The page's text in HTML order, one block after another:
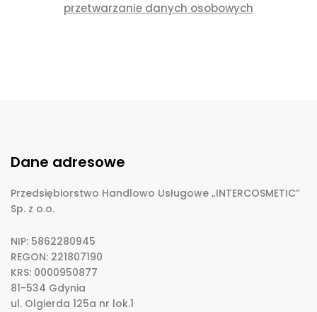
przetwarzanie danych osobowych
Dane adresowe
Przedsiębiorstwo Handlowo Usługowe „INTERCOSMETIC”
Sp. z o.o.
NIP: 5862280945
REGON: 221807190
KRS: 0000950877
81-534 Gdynia
ul. Olgierda 125a nr lok.1